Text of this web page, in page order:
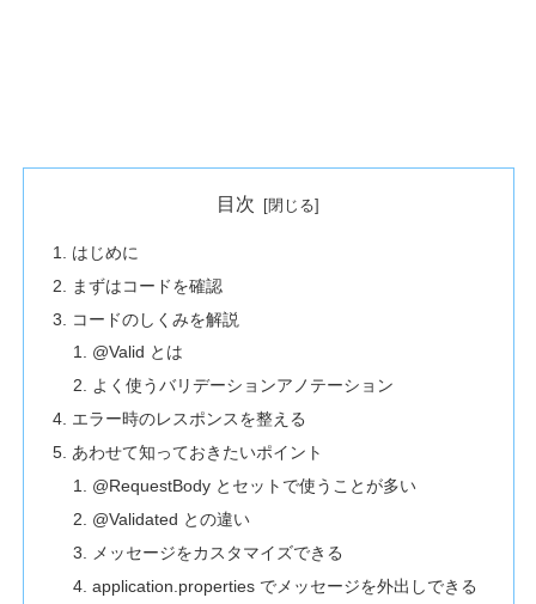
目次
はじめに
まずはコードを確認
コードのしくみを解説
@Valid とは
よく使うバリデーションアノテーション
エラー時のレスポンスを整える
あわせて知っておきたいポイント
@RequestBody とセットで使うことが多い
@Validated との違い
メッセージをカスタマイズできる
application.properties でメッセージを外出しできる